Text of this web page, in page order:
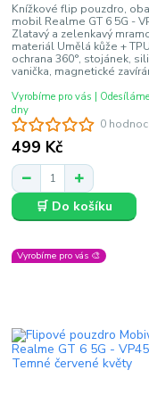
0
Knížkové flip pouzdro,
mobil Realme GT 6 5G -
Zlatavý a zelenkavý
materiál Umělá kůže +
ochrana 360°, stojánek,
vanička, magnetické
499 Kč
Vyrobíme pro vás |
dny
🛒 Do košíku
Vyrobíme pro vás 🎨